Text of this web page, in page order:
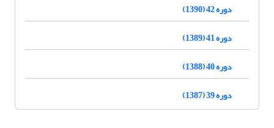
دوره 42 (1390)
دوره 41 (1389)
دوره 40 (1388)
دوره 39 (1387)